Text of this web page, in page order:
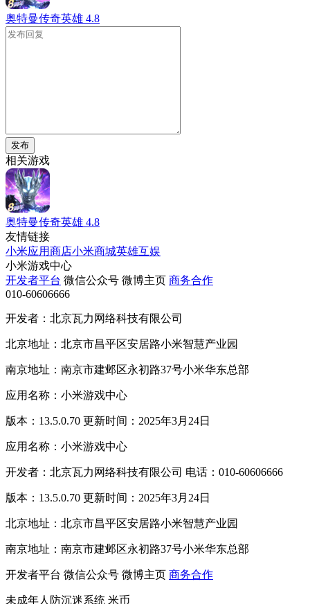
奥特曼传奇英雄 4.8
发布
相关游戏
奥特曼传奇英雄 4.8
友情链接
小米应用商店小米商城英雄互娱
小米游戏中心
开发者平台 微信公众号 微博主页 商务合作
010-60606666
开发者：北京瓦力网络科技有限公司
北京地址：北京市昌平区安居路小米智慧产业园
南京地址：南京市建邺区永初路37号小米华东总部
应用名称：小米游戏中心
版本：13.5.0.70 更新时间：2025年3月24日
应用名称：小米游戏中心
开发者：北京瓦力网络科技有限公司 电话：010-60606666
版本：13.5.0.70 更新时间：2025年3月24日
北京地址：北京市昌平区安居路小米智慧产业园
南京地址：南京市建邺区永初路37号小米华东总部
开发者平台 微信公众号 微博主页 商务合作
未成年人防沉迷系统 米币